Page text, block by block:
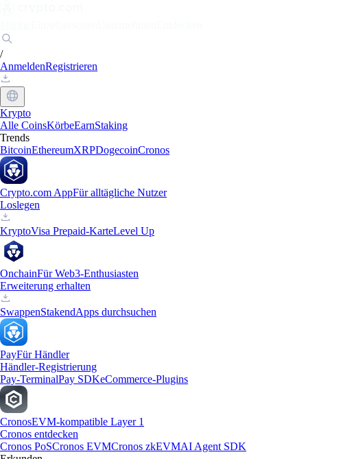
/
AnmeldenRegistrieren
Krypto
Alle CoinsKörbeEarnStaking
Trends
BitcoinEthereumXRPDogecoinCronos
Crypto.com AppFür alltägliche Nutzer
Loslegen
KryptoVisa Prepaid-KarteLevel Up
OnchainFür Web3-Enthusiasten
Erweiterung erhalten
SwappenStakendApps durchsuchen
PayFür Händler
Händler-Registrierung
Pay-TerminalPay SDKeCommerce-Plugins
CronosEVM-kompatible Layer 1
Cronos entdecken
Cronos PoSCronos EVMCronos zkEVMAI Agent SDK